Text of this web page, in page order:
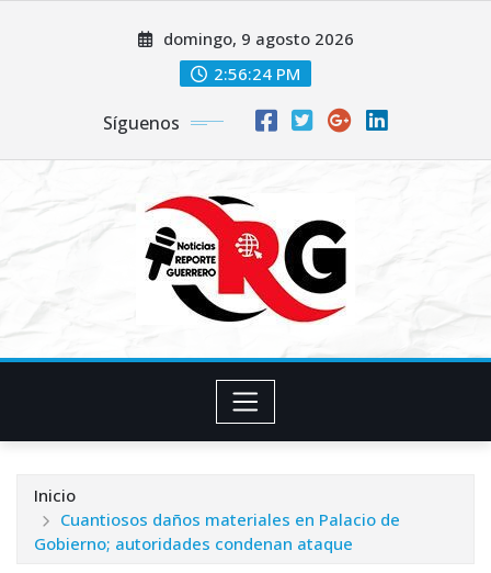
domingo, 9 agosto 2026
2:56:25 PM
Síguenos
Inicio
Cuantiosos daños materiales en Palacio de
Gobierno; autoridades condenan ataque